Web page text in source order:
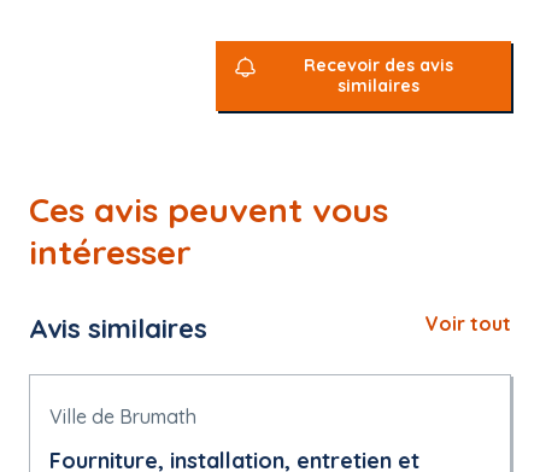
Recevoir des avis
similaires
Ces avis peuvent vous
intéresser
Avis similaires Voir tout
Ville de Brumath
Fourniture, installation, entretien et